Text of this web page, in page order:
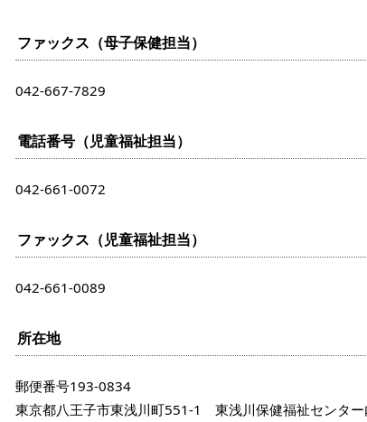
ファックス（母子保健担当）
042-667-7829
電話番号（児童福祉担当）
042-661-0072
ファックス（児童福祉担当）
042-661-0089
所在地
郵便番号193-0834
東京都八王子市東浅川町551-1 東浅川保健福祉センター